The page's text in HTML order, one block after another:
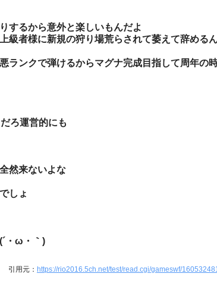
するから意外と楽しいもんだよ
級者様に新規の狩り場荒らされて萎えて辞める
ランクで弾けるからマグナ完成目指して周年の
ろ運営的にも
然来ないよな
しょ
・ω・｀)
引用元： https://rio2016.5ch.net/test/read.cgi/gameswf/